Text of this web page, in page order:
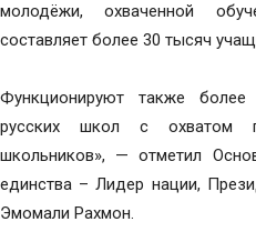
молодёжи, охваченной
составляет более 30 тысяч
Функционируют также
русских школ с охватом
школьников», — отметил
единства – Лидер нации,
Эмомали Рахмон.